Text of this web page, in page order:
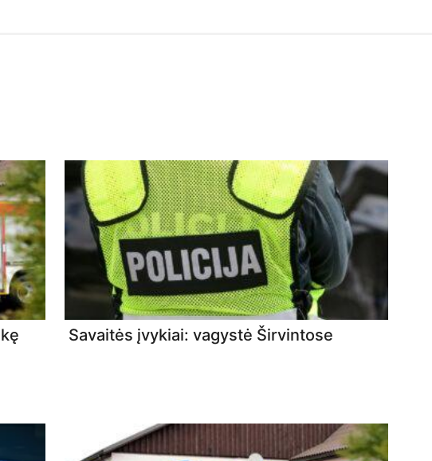
Savaitės įvykiai: vagystė Širvintose